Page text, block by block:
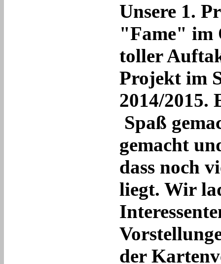
Unsere 1.
"Fame" im
toller
Projekt im
2014/2015.
Spaß
gemacht
dass noch
liegt. Wir
der